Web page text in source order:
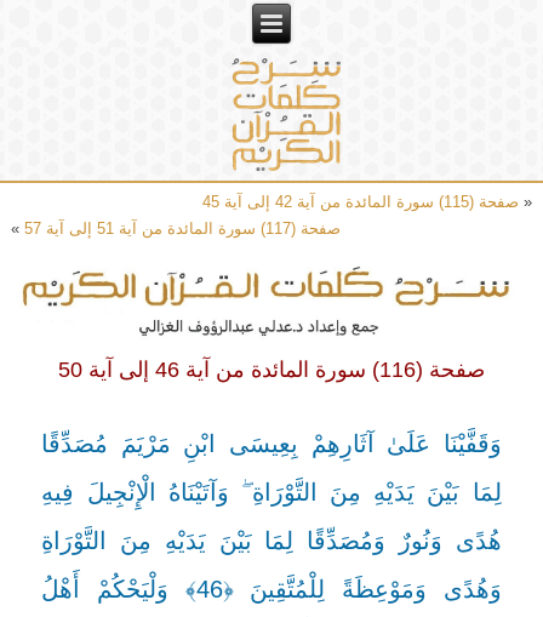
« صفحة (115) سورة المائدة من آية 42 إلى آية 45
صفحة (117) سورة المائدة من آية 51 إلى آية 57
»
صفحة (116) سورة المائدة من آية 46 إلى آية 50
وَقَفَّيْنَا عَلَىٰ آثَارِهِمْ بِعِيسَى ابْنِ مَرْيَمَ مُصَدِّقًا
لِمَا بَيْنَ يَدَيْهِ مِنَ التَّوْرَاةِ ۖ وَآتَيْنَاهُ الْإِنْجِيلَ فِيهِ
هُدًى وَنُورٌ وَمُصَدِّقًا لِمَا بَيْنَ يَدَيْهِ مِنَ التَّوْرَاةِ
وَهُدًى وَمَوْعِظَةً لِلْمُتَّقِينَ ﴿46﴾ وَلْيَحْكُمْ أَهْلُ